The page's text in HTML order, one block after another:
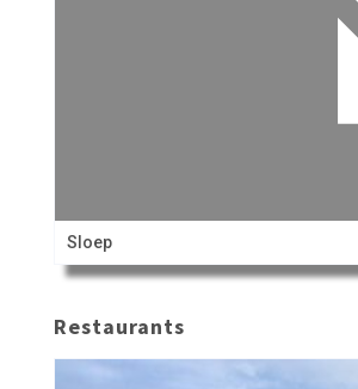
Sloep
Restaurants